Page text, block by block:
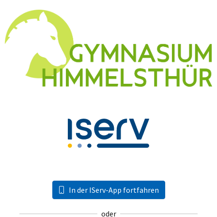
In der IServ-App fortfahren
oder